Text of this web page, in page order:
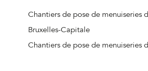
Chantiers de pose de menuiseries
Chantiers de pose de menuiseries
Chantiers de pose de menuiseries
Chantiers de pose de menuiseries
Bruxelles-Capitale
Chantiers de pose de menuiseries